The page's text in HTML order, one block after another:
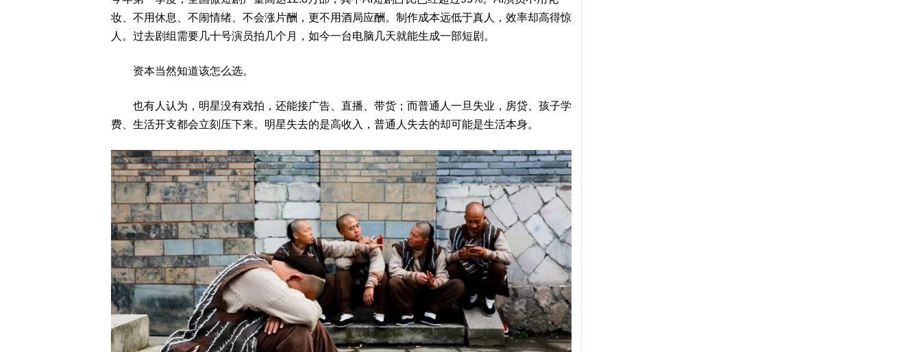
妆、不用休息、不闹情绪、不会涨片酬，更不用酒局应酬。制作成本远低于真人，效率却高得惊
人。过去剧组需要几十号演员拍几个月，如今一台电脑几天就能生成一部短剧。
资本当然知道该怎么选。
也有人认为，明星没有戏拍，还能接广告、直播、带货；而普通人一旦失业，房贷、孩子学
费、生活开支都会立刻压下来。明星失去的是高收入，普通人失去的却可能是生活本身。